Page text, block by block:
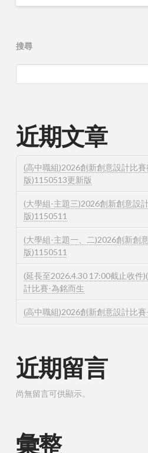
搜尋
近期文章
(高中職組)2026創新創意設計比
版)1150513更新版
(大學組-主題三)2026創新創意設
版)1150511
(大學組-主題一、二)2026創新創
版)1150511
(延長至2026.4.30 17:00截止收件
計比賽-為銘而生
(高中職組)2026創新創意設計比
近期留言
尚無留言可供顯示。
彙整